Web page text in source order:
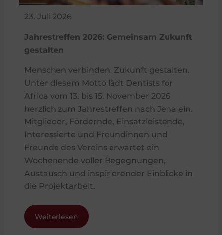
23. Juli 2026
Jahrestreffen 2026: Gemeinsam Zukunft
gestalten
Menschen verbinden. Zukunft gestalten.
Unter diesem Motto lädt Dentists for
Africa vom 13. bis 15. November 2026
herzlich zum Jahrestreffen nach Jena ein.
Mitglieder, Fördernde, Einsatzleistende,
Interessierte und Freundinnen und
Freunde des Vereins erwartet ein
Wochenende voller Begegnungen,
Austausch und inspirierender Einblicke in
die Projektarbeit.
Weiterlesen